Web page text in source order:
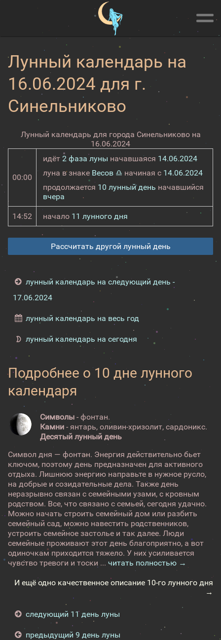
Лунный календарь на
16.06.2024 для г.
Синельниково
Лунный календарь для города Синельниково на
16.06.2024
00:00
идёт 2 фаза луны начавшаяся 14.06.2024
луна в знаке Весов ♎ начиная с 14.06.2024
продолжается 10 лунный день начавшийся
вчера
14:52 начало 11 лунного дня
Рассчитать другой лунный день
лунный календарь на следующий день -
17.06.2024
лунный календарь на весь год
лунный календарь на сегодня
Подробнее о 10 дне лунного
календаря
Символы - фонтан.
Камни - янтарь, оливин-хризолит, сардоникс.
Десятый лунный день
Символ дня — фонтан. Энергия действительно бьет
ключом, поэтому день предназначен для активного
отдыха. Лишнюю энергию направьте в нужное русло,
на добрые и созидательные дела. Также день
неразрывно связан с семейными узами, с кровным
родством. Все, что связано с семьей, сегодня удачно.
Можно начать строить семейный дом или разбить
семейный сад, можно навестить родственников,
устроить семейное застолье и так далее. Люди
семейные проживают этот день благоприятно, а вот
одиночкам приходится тяжело. У них усиливается
чувство тревоги и тоски ... читать полностью →
И ещё одно качественное описание 10-го лунного дня
→
следующий 11 день луны
предыдущий 9 день луны